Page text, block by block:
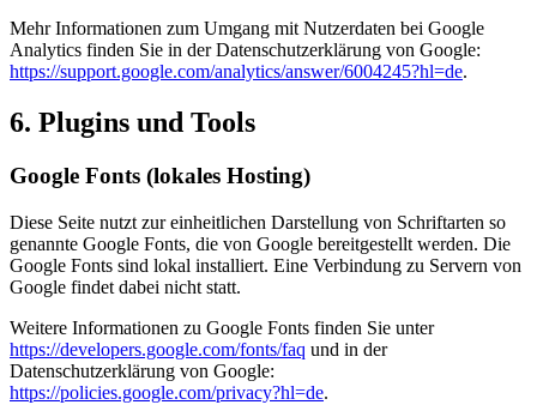
Mehr Informationen zum Umgang mit Nutzerdaten bei Google
Analytics finden Sie in der Datenschutzerklärung von Google:
https://support.google.com/analytics/answer/6004245?hl=de.
6. Plugins und Tools
Google Fonts (lokales Hosting)
Diese Seite nutzt zur einheitlichen Darstellung von Schriftarten so
genannte Google Fonts, die von Google bereitgestellt werden. Die
Google Fonts sind lokal installiert. Eine Verbindung zu Servern von
Google findet dabei nicht statt.
Weitere Informationen zu Google Fonts finden Sie unter
https://developers.google.com/fonts/faq und in der
Datenschutzerklärung von Google:
https://policies.google.com/privacy?hl=de.